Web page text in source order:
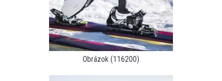
Obrázok (116200)